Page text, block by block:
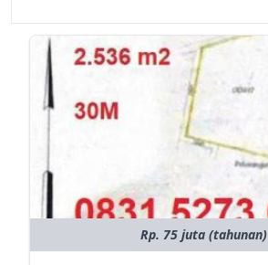
Rp. 75 juta (tahunan)